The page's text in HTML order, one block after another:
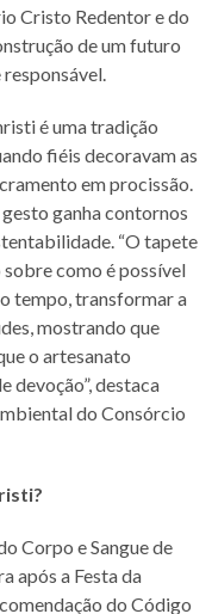
Cristo Redentor e do
de um futuro
é uma tradição
fiéis decoravam as
em procissão.
ganha contornos
“O tapete
como é possível
tempo, transformar a
mostrando que
o artesanato
devoção”, destaca
do Consórcio
Corpo e Sangue de
após a Festa da
do Código